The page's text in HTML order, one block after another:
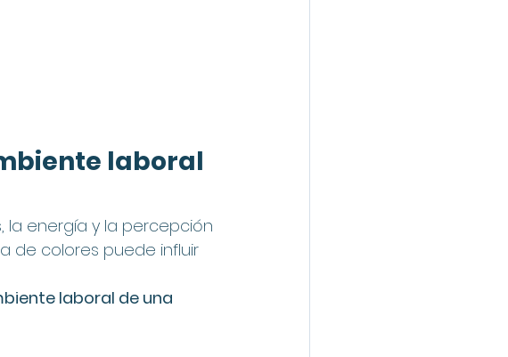
laboral
la energía y la percepción
de colores puede influir
laboral de una